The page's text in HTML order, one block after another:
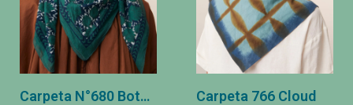
Carpeta N°680 Botella verde Carpeta 766 Cloud